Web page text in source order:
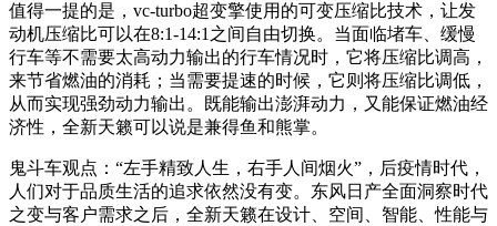
值得一提的是，vc-turbo超变擎使用的可变压缩比技术，让发
动机压缩比可以在8:1-14:1之间自由切换。当面临堵车、缓慢
行车等不需要太高动力输出的行车情况时，它将压缩比调高，
来节省燃油的消耗；当需要提速的时候，它则将压缩比调低，
从而实现强劲动力输出。既能输出澎湃动力，又能保证燃油经
济性，全新天籁可以说是兼得鱼和熊掌。
鬼斗车观点：“左手精致人生，右手人间烟火”，后疫情时代，
人们对于品质生活的追求依然没有变。东风日产全面洞察时代
之变与客户需求之后，全新天籁在设计、空间、智能、性能与